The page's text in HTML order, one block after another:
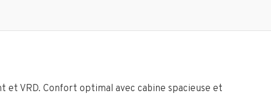
et VRD. Confort optimal avec cabine spacieuse et